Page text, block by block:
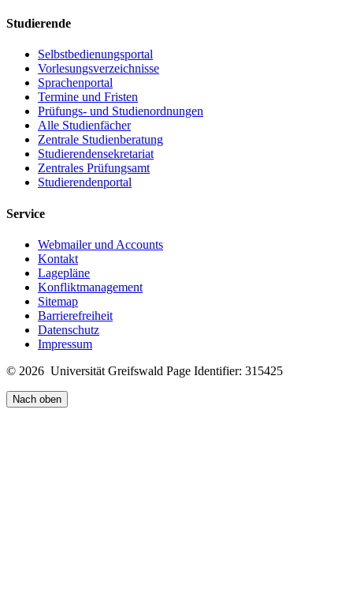
Studierende
Selbstbedienungsportal
Vorlesungsverzeichnisse
Sprachenportal
Termine und Fristen
Prüfungs- und Studienordnungen
Alle Studienfächer
Zentrale Studienberatung
Studierendensekretariat
Zentrales Prüfungsamt
Studierendenportal
Service
Webmailer und Accounts
Kontakt
Lagepläne
Konfliktmanagement
Sitemap
Barrierefreiheit
Datenschutz
Impressum
© 2026 Universität Greifswald Page Identifier: 315425
Nach oben